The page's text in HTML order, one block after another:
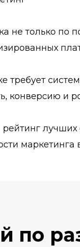
только по
требует
конверсию и
маркетинга
по